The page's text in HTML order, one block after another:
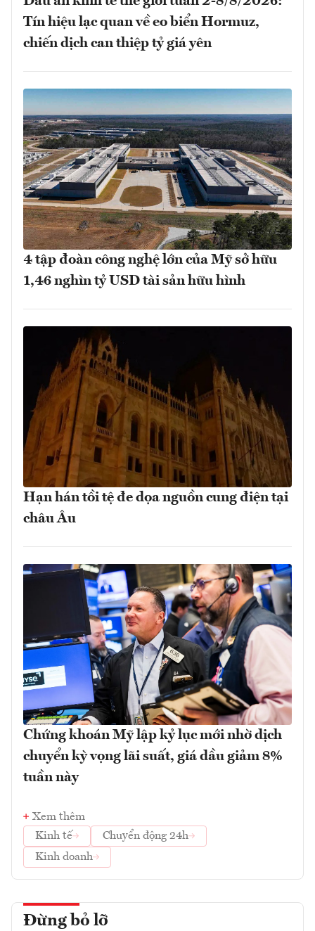
Tín hiệu lạc quan về eo biển Hormuz,
chiến dịch can thiệp tỷ giá yên
4 tập đoàn công nghệ lớn của Mỹ sở hữu
1,46 nghìn tỷ USD tài sản hữu hình
Hạn hán tồi tệ đe dọa nguồn cung điện tại
châu Âu
Chứng khoán Mỹ lập kỷ lục mới nhờ dịch
chuyển kỳ vọng lãi suất, giá dầu giảm 8%
tuần này
Xem thêm
Kinh tế
Chuyển động 24h
Kinh doanh
Đừng bỏ lỡ